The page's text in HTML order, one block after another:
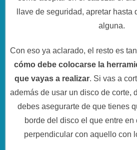
llave de seguridad, apretar
alguna.
Con eso ya aclarado, el resto es
cómo debe colocarse la
que vayas a realizar. Si vas a
además de usar un disco de corte,
debes asegurarte de que tienes
borde del disco el que entre en
perpendicular con aquello con